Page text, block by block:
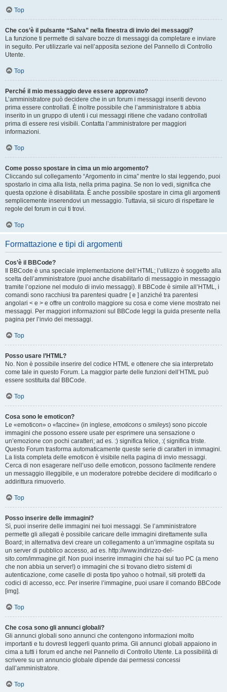
Top
Che cos’è il pulsante “Salva” nella finestra di invio dei messaggi?
La funzione ti permette di salvare bozze di messaggi da completare e inviare
in seguito. Per utilizzarle vai nell’apposita sezione del Pannello di Controllo
Utente.
Top
Perché il mio messaggio deve essere approvato?
L’amministratore può decidere che in un forum i messaggi inseriti devono
prima essere controllati. È inoltre possibile che l’amministratore ti abbia
inserito in un gruppo di utenti i cui messaggi ritiene che vadano controllati
prima di essere resi visibili. Contatta l’amministratore per maggiori
informazioni.
Top
Come posso spostare in cima un mio argomento?
Cliccando sul collegamento “Argomento in cima” mentre lo stai leggendo, puoi
spostarlo in cima alla lista, nella prima pagina. Se non lo vedi, significa che
questa opzione è disabilitata. È anche possibile spostare in cima gli argomenti
semplicemente inserendovi un messaggio. Tuttavia, sii sicuro di rispettare le
regole del forum in cui ti trovi.
Top
Formattazione e tipi di argomenti
Cos’è il BBCode?
Il BBCode è una speciale implementazione dell’HTML; l’utilizzo è soggetto alla
scelta dell’amministratore (puoi anche disabilitarlo di messaggio in messaggio
tramite l’opzione nel modulo di invio messaggi). Il BBCode è simile all’HTML, i
comandi sono racchiusi tra parentesi quadre [ e ] anziché tra parentesi
angolari < e > e offre un controllo maggiore su cosa e come viene mostrato nei
messaggi. Per maggiori informazioni sul BBCode leggi la guida presente nella
pagina per l’invio dei messaggi.
Top
Posso usare l’HTML?
No. Non è possibile inserire del codice HTML e ottenere che sia interpretato
come tale in questo Forum. La maggior parte delle funzioni dell’HTML può
essere sostituita dal BBCode.
Top
Cosa sono le emoticon?
Le «emoticon» o «faccine» (in inglese, emoticons o smileys) sono piccole
immagini che possono essere usate per esprimere una sensazione o
un’emozione con pochi caratteri; ad es. :) significa felice, :( significa triste.
Questo Forum trasforma automaticamente queste serie di caratteri in immagini.
La lista completa delle emoticon è visibile nella pagina di invio messaggi.
Cerca di non esagerare nell’uso delle emoticon, possono facilmente rendere
un messaggio illeggibile, e un moderatore potrebbe decidere di modificarlo o
addirittura rimuoverlo.
Top
Posso inserire delle immagini?
Sì, puoi inserire delle immagini nei tuoi messaggi. Se l’amministratore
permette gli allegati è possibile caricare delle immagini direttamente sulla
Board; in alternativa devi creare un collegamento a un’immagine ospitata su
un server di pubblico accesso, ad es. http://www.indirizzo-del-
sito.com/immagine.gif. Non puoi inserire immagini che hai sul tuo PC (a meno
che non abbia un server!) o immagini che si trovano dietro sistemi di
autenticazione, come caselle di posta tipo yahoo o hotmail, siti protetti da
codici di accesso, ecc. Per inserire l’immagine, puoi usare il comando BBCode
[img].
Top
Che cosa sono gli annunci globali?
Gli annunci globali sono annunci che contengono informazioni molto
importanti e tu dovresti leggerli quanto prima. Gli annunci globali appaiono in
cima a tutti i forum ed anche nel Pannello di Controllo Utente. La possibilità di
scrivere su un annuncio globale dipende dai permessi concessi
dall’amministratore.
Top